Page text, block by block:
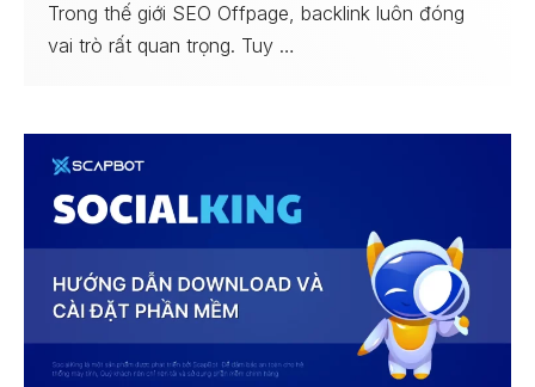
Trong thế giới SEO Offpage, backlink luôn đóng
vai trò rất quan trọng. Tuy …